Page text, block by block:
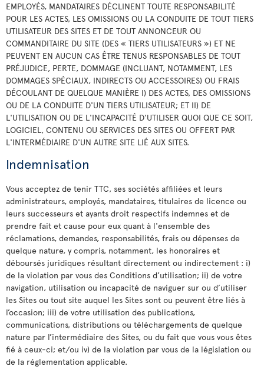
EMPLOYÉS, MANDATAIRES DÉCLINENT TOUTE RESPONSABILITÉ
POUR LES ACTES, LES OMISSIONS OU LA CONDUITE DE TOUT TIERS
UTILISATEUR DES SITES ET DE TOUT ANNONCEUR OU
COMMANDITAIRE DU SITE (DES « TIERS UTILISATEURS ») ET NE
PEUVENT EN AUCUN CAS ÊTRE TENUS RESPONSABLES DE TOUT
PRÉJUDICE, PERTE, DOMMAGE (INCLUANT, NOTAMMENT, LES
DOMMAGES SPÉCIAUX, INDIRECTS OU ACCESSOIRES) OU FRAIS
DÉCOULANT DE QUELQUE MANIÈRE I) DES ACTES, DES OMISSIONS
OU DE LA CONDUITE D'UN TIERS UTILISATEUR; ET II) DE
L'UTILISATION OU DE L'INCAPACITÉ D'UTILISER QUOI QUE CE SOIT,
LOGICIEL, CONTENU OU SERVICES DES SITES OU OFFERT PAR
L'INTERMÉDIAIRE D'UN AUTRE SITE LIÉ AUX SITES.
Indemnisation
Vous acceptez de tenir TTC, ses sociétés affiliées et leurs
administrateurs, employés, mandataires, titulaires de licence ou
leurs successeurs et ayants droit respectifs indemnes et de
prendre fait et cause pour eux quant à l'ensemble des
réclamations, demandes, responsabilités, frais ou dépenses de
quelque nature, y compris, notamment, les honoraires et
déboursés juridiques résultant directement ou indirectement : i)
de la violation par vous des Conditions d’utilisation; ii) de votre
navigation, utilisation ou incapacité de naviguer sur ou d’utiliser
les Sites ou tout site auquel les Sites sont ou peuvent être liés à
l’occasion; iii) de votre utilisation des publications,
communications, distributions ou téléchargements de quelque
nature par l’intermédiaire des Sites, ou du fait que vous vous êtes
fié à ceux-ci; et/ou iv) de la violation par vous de la législation ou
de la réglementation applicable.